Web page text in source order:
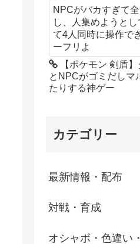
NPCがバカすぎて
し、人集めようと
て4人同時に操作で
ーフリよ
【ポケモン 剣盾
とNPCがゴミだしマ
たりする神ゲー
カテゴリー
最新情報・配布
対戦・育成
オシャボ・色違い